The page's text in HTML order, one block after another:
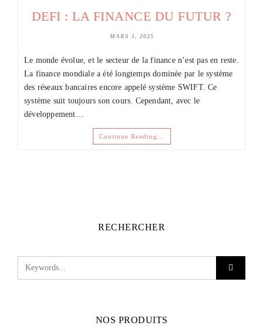
DEFI : LA FINANCE DU FUTUR ?
MARS 1, 2025
Le monde évolue, et le secteur de la finance n’est pas en reste.
La finance mondiale a été longtemps dominée par le système
des réseaux bancaires encore appelé système SWIFT. Ce
système suit toujours son cours. Cependant, avec le
développement…
Continue Reading…
RECHERCHER
NOS PRODUITS